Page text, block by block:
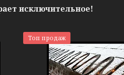
исключительное!
Топ продаж